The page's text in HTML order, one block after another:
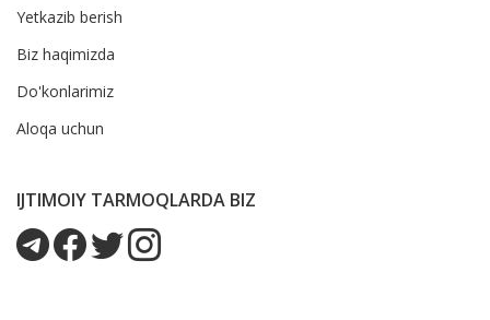
Yetkazib berish
Biz haqimizda
Do'konlarimiz
Aloqa uchun
IJTIMOIY TARMOQLARDA BIZ